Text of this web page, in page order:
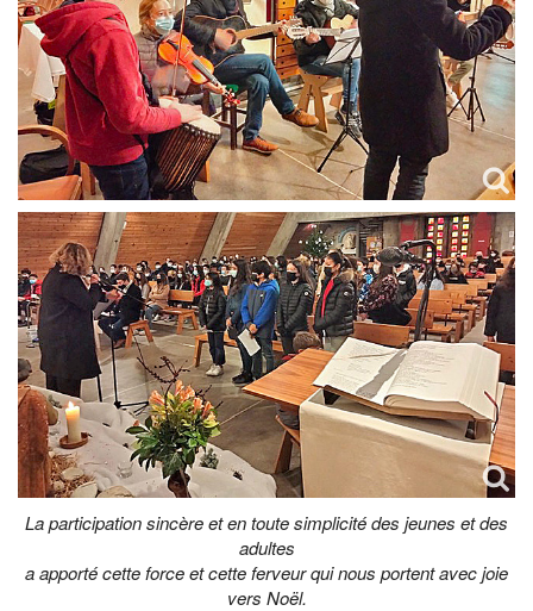
La participation sincère et en toute simplicité des jeunes et des
adultes
a apporté cette force et cette ferveur qui nous portent avec joie
vers Noël.